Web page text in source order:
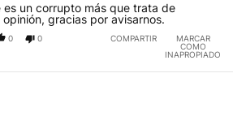
es un corrupto más que trata de
opinión, gracias por avisarnos.
0 0 COMPARTIR
MARCAR
COMO
INAPROPIADO